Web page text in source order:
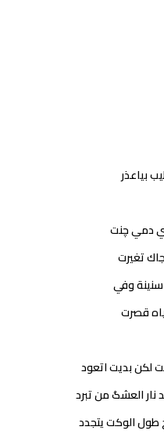
بياعذر
دمي چنت
تغيرت
وفي
قصرت
لكن بديت اتعود
العشگ من تبرد
طول الوكت يتجدد